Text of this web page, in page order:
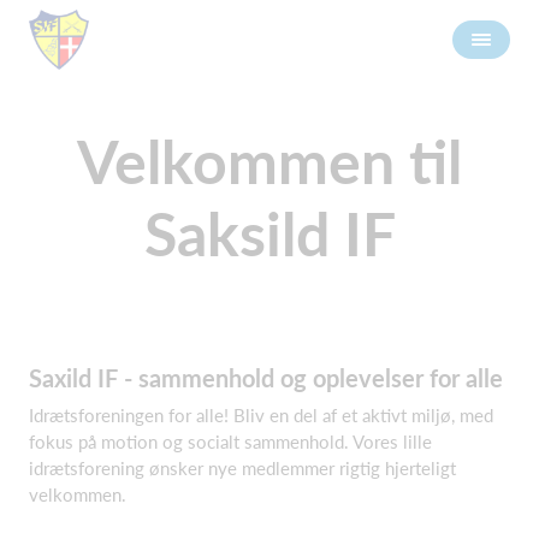
Velkommen til
Saksild IF
Saxild IF - sammenhold og oplevelser for alle
Idrætsforeningen for alle! Bliv en del af et aktivt miljø, med
fokus på motion og socialt sammenhold. Vores lille
idrætsforening ønsker nye medlemmer rigtig hjerteligt
velkommen.